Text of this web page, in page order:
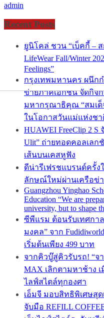
admin
Recent Posts
ยูนิโคล่ ชวน “เบ็คกี้ –
LifeWear Fall/Winter
Feelings”
กรุงเทพมหานคร ผนึก
ข่ายภาคเอกชน จัดกิจ
มหากรุณาธิคุณ “สมเ
ในโอกาสวันแม่แห่งชา
HUAWEI FreeClip 2
Ulit” ถ่ายทอดคอลเลกชั
เส้นบนเคสหูฟัง
ดีน่ารีเฟรชแบรนด์ครั้ง
ลักษณ์ใหม่ผ่านเครือข่า
Guangzhou Yinghao
Education “We are
university, but to shape
ซีพีแรม ต้อนรับเทศกา
มงคล” จาก
เริ่มต้นเพียง 499 บาท
จากคิวบู๊สู่คิวรับรถ! “จ
MAX เลิกตามหาช้าง
ไลฟ์สไตล์ทุกองศา
เอ็มจี มอบสิทธิพิเศษสุ
จับมือ REFILL